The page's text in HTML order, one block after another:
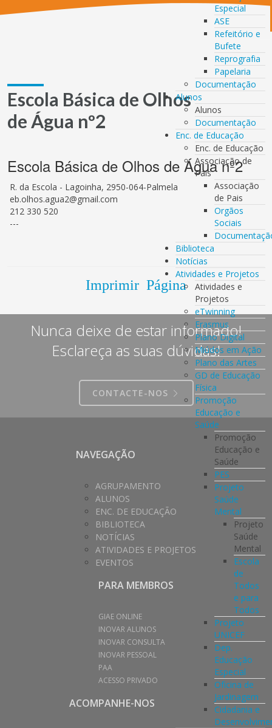
Especial
ASE
Refeitório e
Bufete
Reprografia
Papelaria
Documentação
Alunos
Alunos
Documentação
Enc. de Educação
Enc. de Educação
Associação de
Pais
Associação
de Pais
Orgãos
Sociais
Biblioteca
Notícias
Atividades e Projetos
Atividades e
Projetos
eTwinning
Erasmus
Plano Digital
Miúdos em Ação
Plano das Artes
GD de Educação
Física
Promoção
Educação e
Saúde
Promoção
Educação e
Saúde
PES
Projeto
Saúde
Mental
Projeto
Saúde
Mental
Escola
de
Todos
e para
Todos
Projeto
UNICEF
Dep.
Educação
Especial
Oficina de
Jardinagem
Cidadania e
Escola Básica de Olhos
de Água nº2
Escola Básica de Olhos de Água nº2
R. da Escola - Lagoinha, 2950-064-Palmela
eb.olhos.agua2@gmail.com
212 330 520
---
Imprimir Página
Nunca deixe de estar informado!
Esclareça as suas dúvidas!
CONTACTE-NOS
NAVEGAÇÃO
AGRUPAMENTO
ALUNOS
ENC. DE EDUCAÇÃO
BIBLIOTECA
NOTÍCIAS
ATIVIDADES E PROJETOS
EVENTOS
PARA MEMBROS
GIAE ONLINE
INOVAR ALUNOS
INOVAR CONSULTA
INOVAR PESSOAL
PAA
ACESSO PRIVADO
ACOMPANHE-NOS